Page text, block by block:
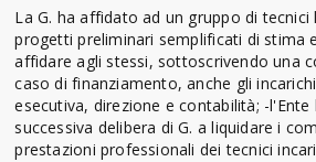
La G. ha affidato ad un gruppo di tecnici
progetti preliminari semplificati di stima
affidare agli stessi, sottoscrivendo una
caso di finanziamento, anche gli
esecutiva, direzione e contabilità; -
successiva delibera di G. a liquidare i
prestazioni professionali dei tecnici